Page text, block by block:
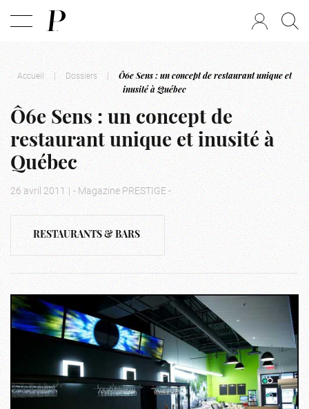
Accueil | Dossiers |
Ô6e Sens : un concept de restaurant unique et
inusité à Québec
Ô6e Sens : un concept de
restaurant unique et inusité à
Québec
26 avril 2011 | - Magazine PRESTIGE -
RESTAURANTS & BARS